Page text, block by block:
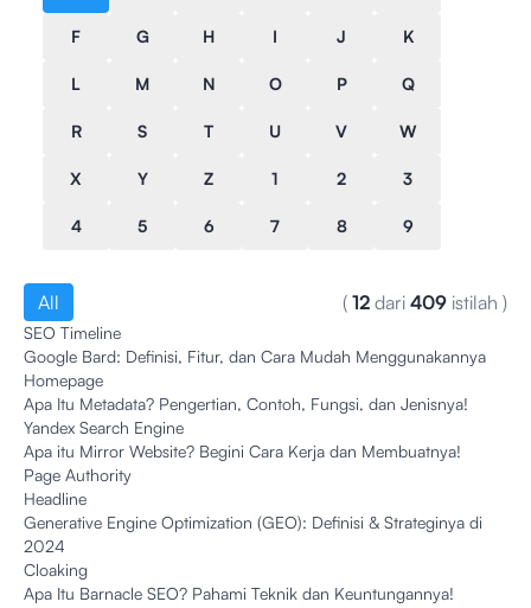
F G H I J K
L M N O P Q
R S T U V W
X Y Z 1 2 3
4 5 6 7 8 9
All ( 12 dari 409 istilah )
SEO Timeline
Google Bard: Definisi, Fitur, dan Cara Mudah Menggunakannya
Homepage
Apa Itu Metadata? Pengertian, Contoh, Fungsi, dan Jenisnya!
Yandex Search Engine
Apa itu Mirror Website? Begini Cara Kerja dan Membuatnya!
Page Authority
Headline
Generative Engine Optimization (GEO): Definisi & Strateginya di
2024
Cloaking
Apa Itu Barnacle SEO? Pahami Teknik dan Keuntungannya!